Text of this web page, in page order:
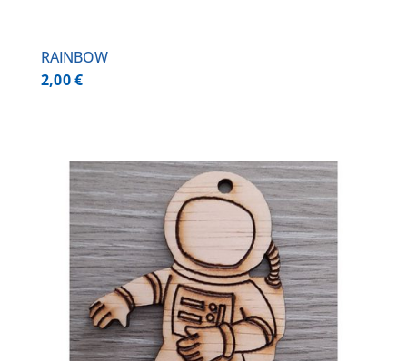
RAINBOW
2,00€